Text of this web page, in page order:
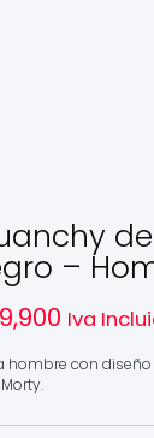
–
Rango
de
precios:
desde
hasta
Iva
hombre con diseño